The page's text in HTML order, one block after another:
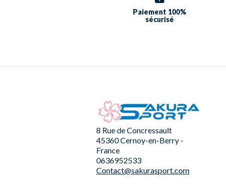
Paiement 100%
sécurisé
8 Rue de Concressault
45360 Cernoy-en-Berry -
France
0636952533
Contact@sakurasport.com